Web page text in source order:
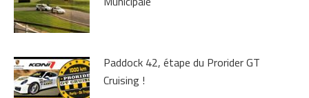
Paddock 42, étape du Prorider GT
Cruising !